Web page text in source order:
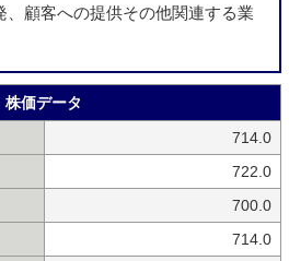
、顧客への提供その他関連する業
株価データ
714.0
722.0
700.0
714.0